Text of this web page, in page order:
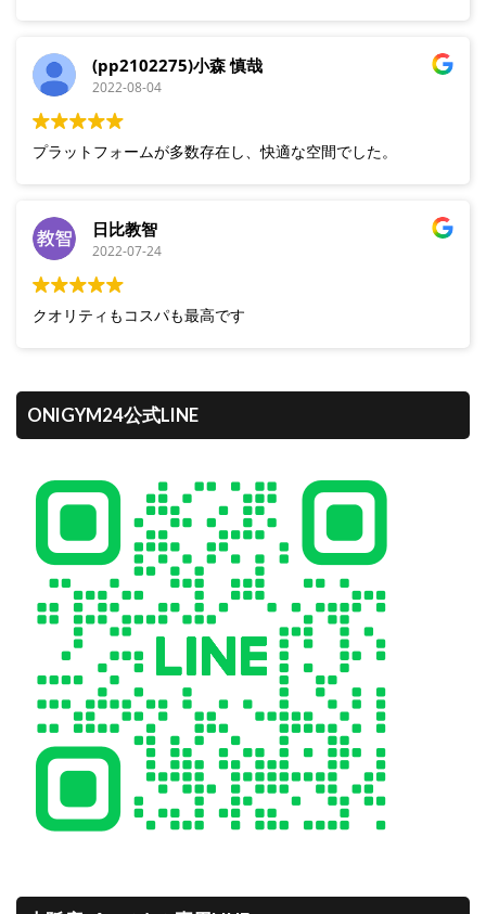
(pp2102275)小森 慎哉
2022-08-04
プラットフォームが多数存在し、快適な空間でした。
日比教智
2022-07-24
クオリティもコスパも最高です
ONIGYM24公式LINE